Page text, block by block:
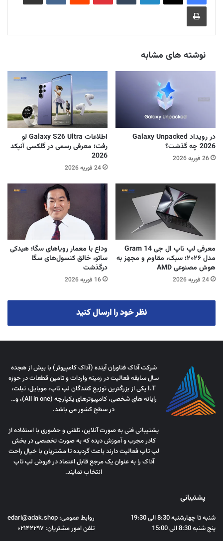
چاپ
نوشته های مشابه
در رویداد Galaxy Unpacked
2026 چه گذشت؟
26 فوریه 2026
اطلاعات Galaxy S26 Ultra لو
رفت؛ معرفی رسمی در گلکسی آنپکد
2026
24 فوریه 2026
معرفی لپ‌ تاپ ال‌ جی Gram 14
مدل ۲۰۲۶؛ سبک، مقاوم و مجهز به
هوش مصنوعی AMD
24 فوریه 2026
وداع با معمار رویاهای سگا؛ هیدکی
ساتو، خالق کنسول‌های سگا
درگذشت
16 فوریه 2026
نظر خود را ارسال کنید
شرکت آداک فناوران آینده (آداک کامپیوتر) با بیش از هجده
سال سابقه فعالیت در زمینه واردات و تامین قطعات در حوزه
I.T یکی از بزرگترین توزیع کنندگان لپ تاپ، موبایل، تبلت،
رایانه های شخصی، کامپیوترهای یکپارچه (All in one)، و…
در سطح کشور می باشد.
پشتیبانی فنی به صورت آنلاین، تلفنی و حضوری با استفاده از
کادر مجرب و آموزش دیده که به صورت تخصصی در بخش
لپ تاپ فعالیت دارند باعث گردیده تا مشتریان با خیال راحت
آداک را به عنوان یک مرجع قابل اعتماد در فروش لپ تاپ
انتخاب نمایند.
پشتیبانی
شنبه تا چهارشنبه 8:30 الی 19:30
پنج شنبه 8:30 الی 15:00
روابط عمومی: edari@adak.shop
تلفن امور مشتریان: ۰۲۱۴۲۲۹۷